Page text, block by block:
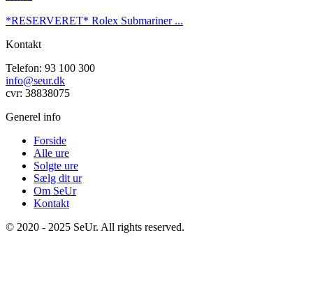
*RESERVERET* Rolex Submariner ...
Kontakt
Telefon: 93 100 300
info@seur.dk
cvr: 38838075
Generel info
Forside
Alle ure
Solgte ure
Sælg dit ur
Om SeUr
Kontakt
© 2020 - 2025 SeUr. All rights reserved.